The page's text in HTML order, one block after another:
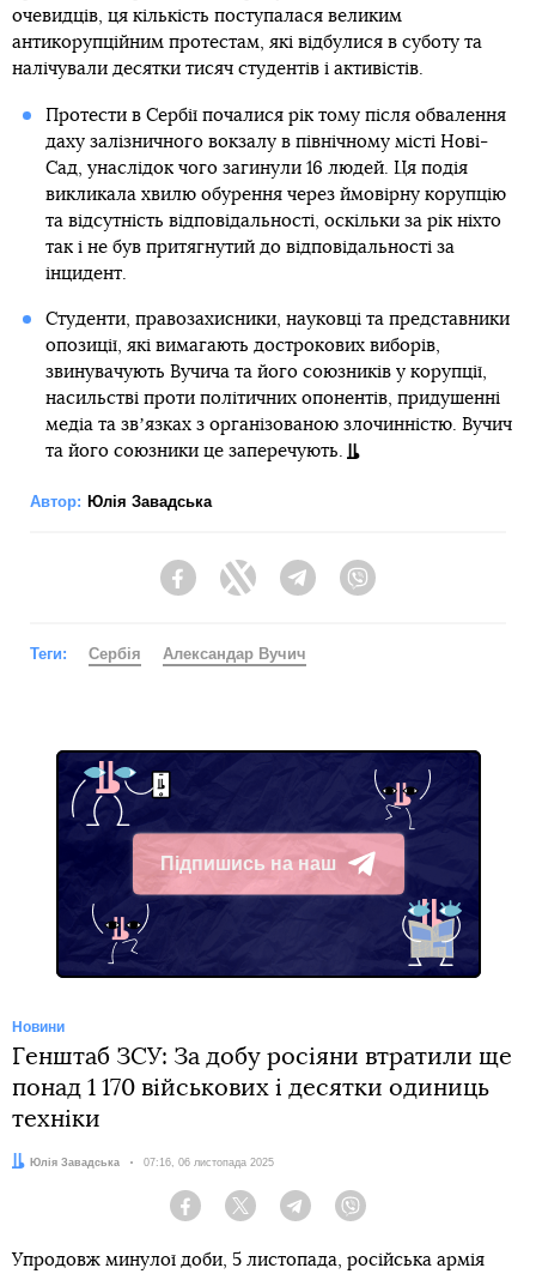
очевидців, ця кількість поступалася великим
антикорупційним протестам, які відбулися в суботу та
налічували десятки тисяч студентів і активістів.
Протести в Сербії почалися рік тому після обвалення
даху залізничного вокзалу в північному місті Нові-
Сад, унаслідок чого загинули 16 людей. Ця подія
викликала хвилю обурення через ймовірну корупцію
та відсутність відповідальності, оскільки за рік ніхто
так і не був притягнутий до відповідальності за
інцидент.
Студенти, правозахисники, науковці та представники
опозиції, які вимагають дострокових виборів,
звинувачують Вучича та його союзників у корупції,
насильстві проти політичних опонентів, придушенні
медіа та звʼязках з організованою злочинністю. Вучич
та його союзники це заперечують.
Автор: Юлія Завадська
FacebookTwitter Telegram
Теги: Сербія Александар Вучич
Підпишись на наш
Telegram
Новини
Генштаб ЗСУ: За добу росіяни втратили ще
понад 1 170 військових і десятки одиниць
техніки
Автор:Юлія Завадська Дата:
07:16, 06 листопада 2025
Facebook Twitter Telegram
Упродовж минулої доби, 5 листопада, російська армія